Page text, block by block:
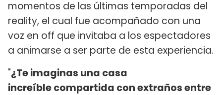
momentos de las últimas temporadas del
reality, el cual fue acompañado con una
voz en off que invitaba a los espectadores
a animarse a ser parte de esta experiencia.
"¿Te imaginas una casa
increíble compartida con extraños entre